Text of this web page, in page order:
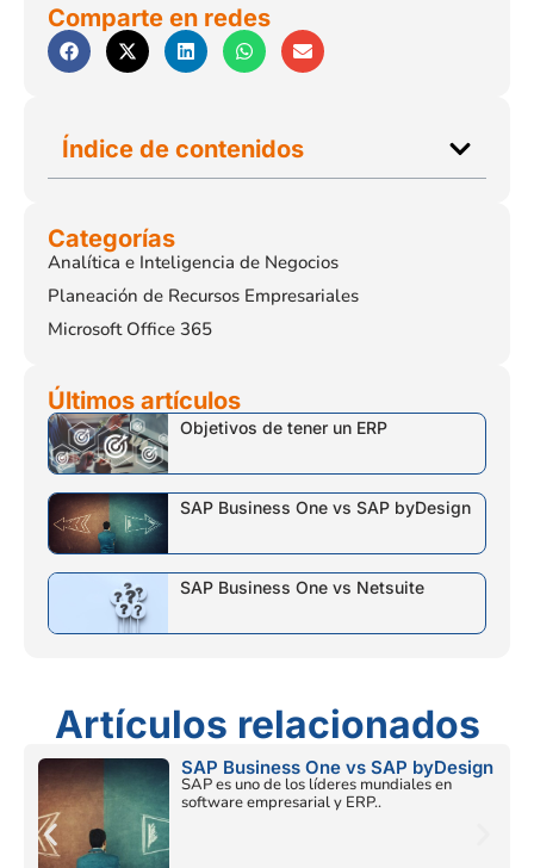
Comparte en redes
Índice de contenidos
Categorías
Analítica e Inteligencia de Negocios
Planeación de Recursos Empresariales
Microsoft Office 365
Últimos artículos
Objetivos de tener un ERP
SAP Business One vs SAP byDesign
SAP Business One vs Netsuite
Artículos relacionados
SAP Business One vs SAP byDesign
SAP es uno de los líderes mundiales en
software empresarial y ERP..